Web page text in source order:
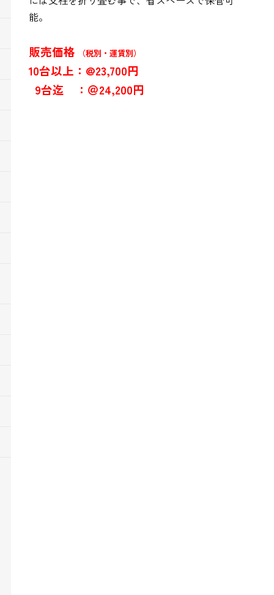
能。
販売価格 （税別・運賃別）
10台以上：@23,700円
9台迄 ：＠24,200円